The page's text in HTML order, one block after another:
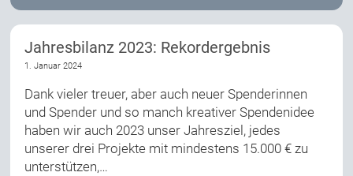
Jahresbilanz 2023: Rekordergebnis
1. Januar 2024
Dank vieler treuer, aber auch neuer Spenderinnen
und Spender und so manch kreativer Spendenidee
haben wir auch 2023 unser Jahresziel, jedes
unserer drei Projekte mit mindestens 15.000 € zu
unterstützen,…